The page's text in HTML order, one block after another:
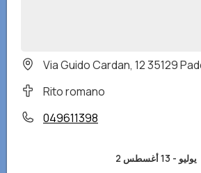
Via Guido Cardan, 12 35129
Rito romano
049611398
2 يوليو -13 أغسطس